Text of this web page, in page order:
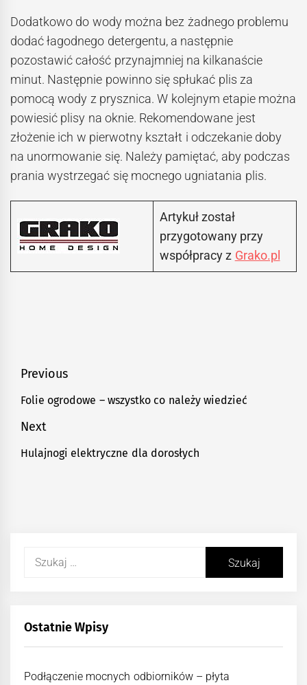
Dodatkowo do wody można bez żadnego problemu
dodać łagodnego detergentu, a następnie
pozostawić całość przynajmniej na kilkanaście
minut. Następnie powinno się spłukać plis za
pomocą wody z prysznica. W kolejnym etapie można
powiesić plisy na oknie. Rekomendowane jest
złożenie ich w pierwotny kształt i odczekanie doby
na unormowanie się. Należy pamiętać, aby podczas
prania wystrzegać się mocnego ugniatania plis.
Artykuł został
przygotowany przy
współpracy z Grako.pl
Nawigacja
wpisu
Previous
Previous
Folie ogrodowe – wszystko co należy wiedzieć
Next
Next
Hulajnogi elektryczne dla dorosłych
Szukaj:
Ostatnie Wpisy
Podłączenie mocnych odbiorników – płyta